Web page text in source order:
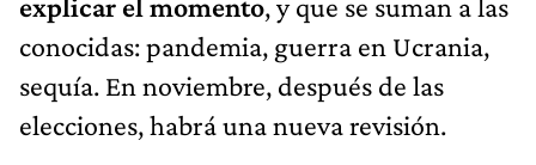
conocidas: pandemia, guerra en Ucrania,
sequía. En noviembre, después de las
elecciones, habrá una nueva revisión.